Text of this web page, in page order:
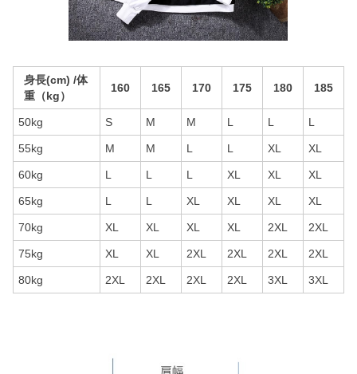
身長(cm) /体
重（kg）
160 165 170 175 180 185
50kg S M M L L L
55kg M M L L XL XL
60kg L L L XL XL XL
65kg L L XL XL XL XL
70kg XL XL XL XL 2XL 2XL
75kg XL XL 2XL 2XL 2XL 2XL
80kg 2XL 2XL 2XL 2XL 3XL 3XL